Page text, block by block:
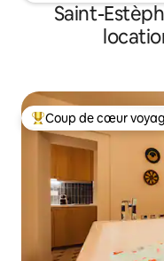
Saint-
Coups de cœur
Coup de cœur